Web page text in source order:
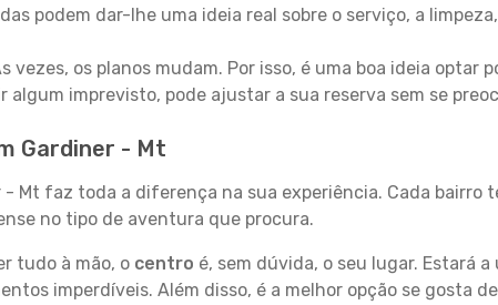
podem dar-lhe uma ideia real sobre o serviço, a
vezes, os planos mudam. Por isso, é uma boa ideia
imprevisto, pode ajustar a sua reserva sem se
Gardiner - Mt
- Mt faz toda a diferença na sua experiência. Cada bairro
no tipo de aventura que procura.
tudo à mão, o centro é, sem dúvida, o seu lugar. Estará
imperdíveis. Além disso, é a melhor opção se gosta